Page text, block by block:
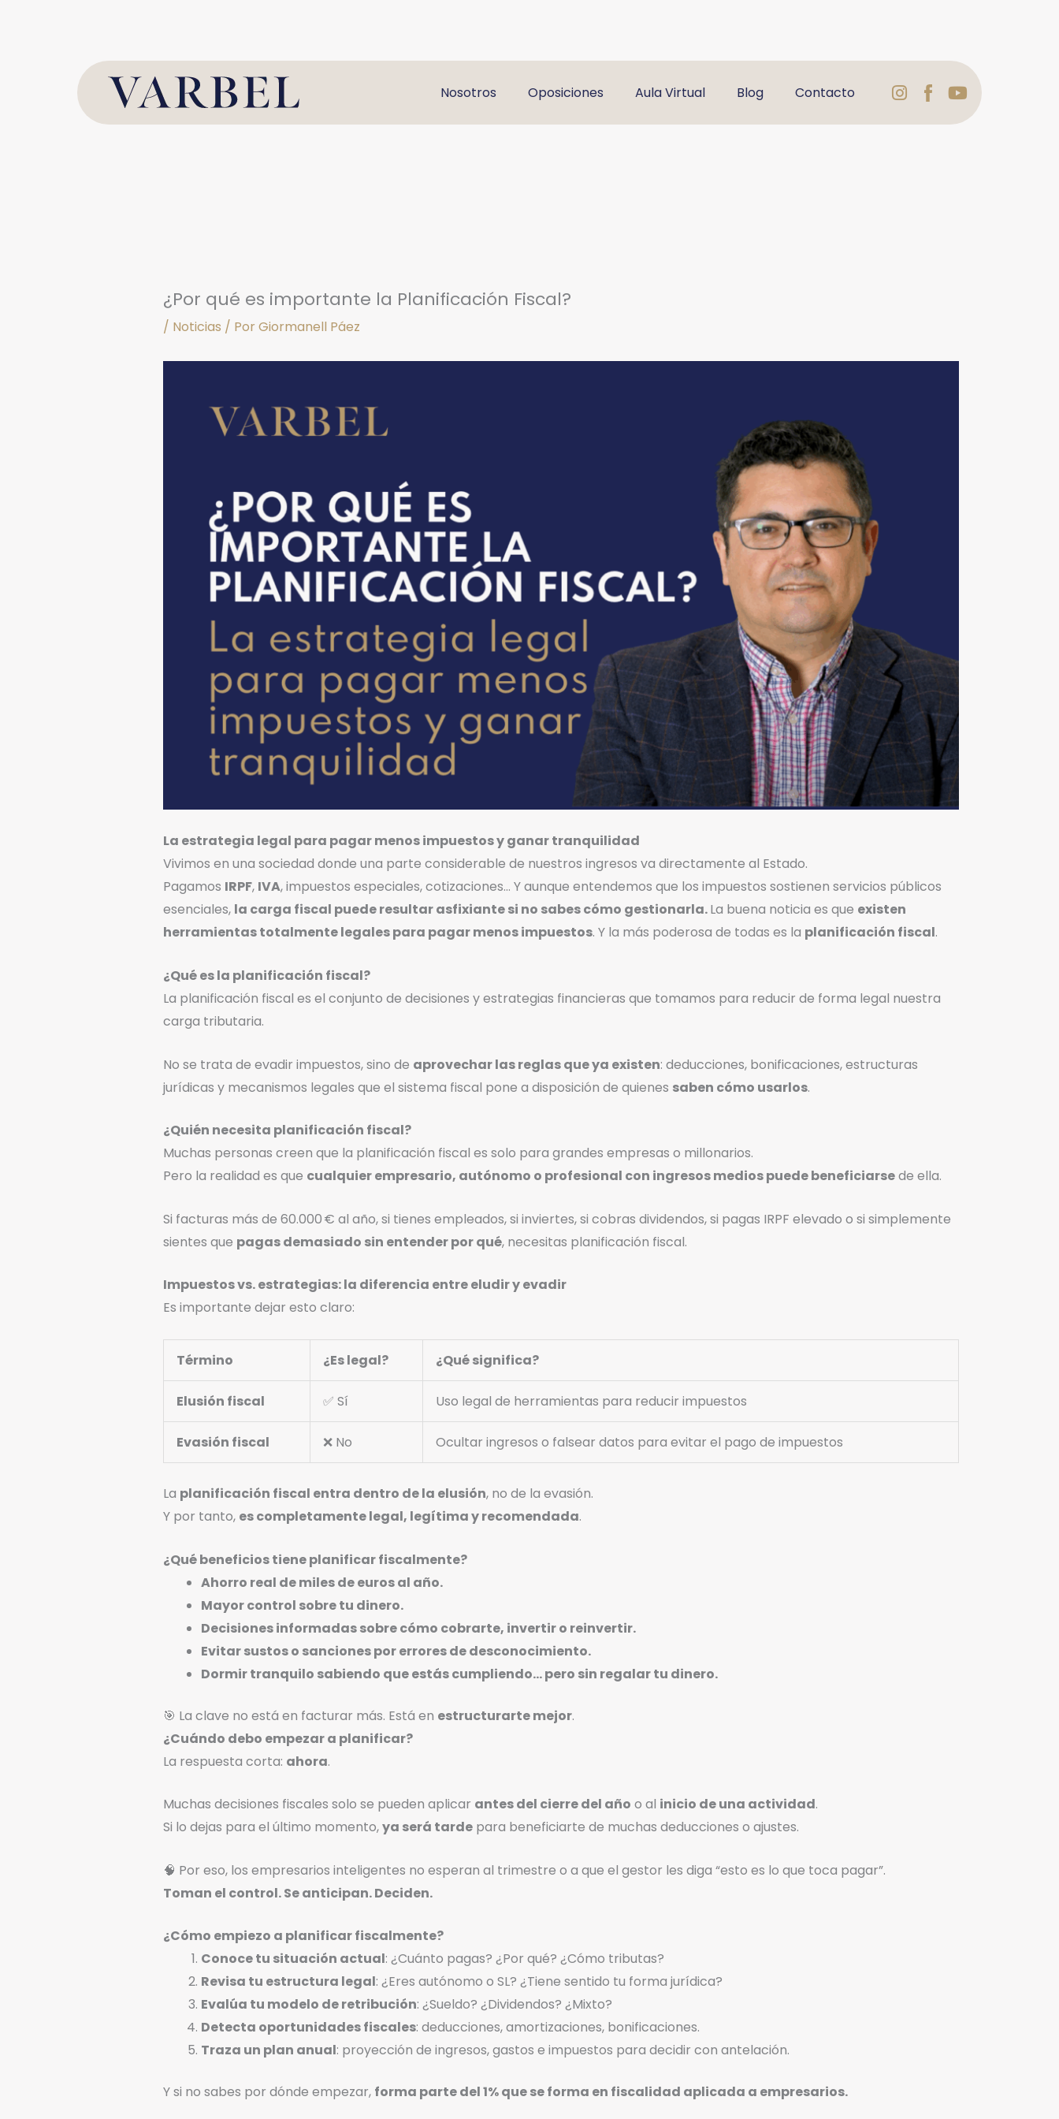
Nosotros
Oposiciones Aula Virtual Blog Contacto Instagram
Logo
Facebook
Youtube
¿Por qué es importante la Planificación Fiscal?
/ Noticias / PorGiormanell Páez
La estrategia legal para pagar menos impuestos y ganar tranquilidad
Vivimos en una sociedad donde una parte considerable de nuestros ingresos va directamente al Estado.
Pagamos IRPF, IVA, impuestos especiales, cotizaciones… Y aunque entendemos que los impuestos sostienen servicios públicos
esenciales, la carga fiscal puede resultar asfixiante si no sabes cómo gestionarla.La buena noticia es que existen
herramientas totalmente legales para pagar menos impuestos. Y la más poderosa de todas es la planificación fiscal.
¿Qué es la planificación fiscal?
La planificación fiscal es el conjunto de decisiones y estrategias financieras que tomamos para reducir de forma legal nuestra
carga tributaria.
No se trata de evadir impuestos, sino de aprovechar las reglas que ya existen: deducciones, bonificaciones, estructuras
jurídicas y mecanismos legales que el sistema fiscal pone a disposición de quienes saben cómo usarlos.
¿Quién necesita planificación fiscal?
Muchas personas creen que la planificación fiscal es solo para grandes empresas o millonarios.
Pero la realidad es que cualquier empresario, autónomo o profesional con ingresos medios puede beneficiarsede ella.
Si facturas más de 60.000 € al año, si tienes empleados, si inviertes, si cobras dividendos, si pagas IRPF elevado o si simplemente
sientes que pagas demasiado sin entender por qué, necesitas planificación fiscal.
Impuestos vs. estrategias: la diferencia entre eludir y evadir
Es importante dejar esto claro:
Término ¿Es legal? ¿Qué significa?
Elusión fiscal ✅ Sí Uso legal de herramientas para reducir impuestos
Evasión fiscal ❌ No Ocultar ingresos o falsear datos para evitar el pago de impuestos
La planificación fiscal entra dentro de la elusión, no de la evasión.
Y por tanto, es completamente legal, legítima y recomendada.
¿Qué beneficios tiene planificar fiscalmente?
Ahorro real de miles de euros al año.
Mayor control sobre tu dinero.
Decisiones informadas sobre cómo cobrarte, invertir o reinvertir.
Evitar sustos o sanciones por errores de desconocimiento.
Dormir tranquilo sabiendo que estás cumpliendo… pero sin regalar tu dinero.
🎯 La clave no está en facturar más. Está en estructurarte mejor.
¿Cuándo debo empezar a planificar?
La respuesta corta: ahora.
Muchas decisiones fiscales solo se pueden aplicar antes del cierre del año o al inicio de una actividad.
Si lo dejas para el último momento,ya será tardepara beneficiarte de muchas deducciones o ajustes.
🧠 Por eso, los empresarios inteligentes no esperan al trimestre o a que el gestor les diga “esto es lo que toca pagar”.
Toman el control. Se anticipan. Deciden.
¿Cómo empiezo a planificar fiscalmente?
Conoce tu situación actual: ¿Cuánto pagas? ¿Por qué? ¿Cómo tributas?
Revisa tu estructura legal: ¿Eres autónomo o SL? ¿Tiene sentido tu forma jurídica?
Evalúa tu modelo de retribución: ¿Sueldo? ¿Dividendos? ¿Mixto?
Detecta oportunidades fiscales: deducciones, amortizaciones, bonificaciones.
Traza un plan anual: proyección de ingresos, gastos e impuestos para decidir con antelación.
Y si no sabes por dónde empezar, forma parte del 1% que se forma en fiscalidad aplicada a empresarios.